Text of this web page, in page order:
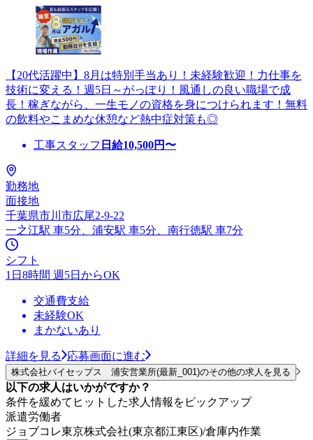
【20代活躍中】8月は特別手当あり！未経験歓迎！力仕事を
技術に変える！週5日～がっぽり！風通しの良い職場で成
長！稼ぎながら、一生モノの資格を身につけられます！無料
の飲料やこまめな休憩など熱中症対策も◎
工事スタッフ 日給10,500円〜
勤務地
面接地
千葉県市川市広尾2-9-22
一之江駅 車5分、浦安駅 車5分、南行徳駅 車7分
シフト
1日8時間 週5日からOK
交通費支給
未経験OK
まかないあり
詳細を見る 応募画面に進む
株式会社バイセップス 浦安営業所(最新_001)のその他の求人を見る
以下の求人はいかがですか？
条件を緩めてヒットした求人情報をピックアップ
派遣労働者
ジョブコレ東京株式会社(東京都江東区)/倉庫内作業